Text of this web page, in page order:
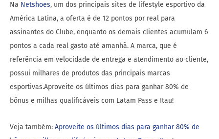
Na Netshoes, um dos principais sites de lifestyle esportivo da
América Latina, a oferta é de 12 pontos por real para
assinantes do Clube, enquanto os demais clientes acumulam 6
pontos a cada real gasto até amanhã. A marca, que é
referência em velocidade de entrega e atendimento ao cliente,
possui milhares de produtos das principais marcas
esportivas.Aproveite os últimos dias para ganhar 80% de
bônus e milhas qualificáveis com Latam Pass e Itau!
Veja também: Aproveite os últimos dias para ganhar 80% de